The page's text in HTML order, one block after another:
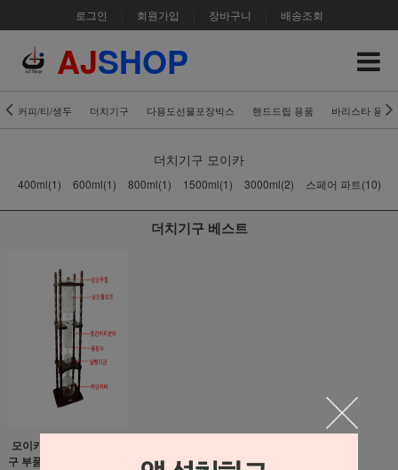
로그인 회원가입 장바구니 배송조회
AJSHOP
커피/티/생두 더치기구 다용도선물포장박스 핸드드립 용품 바리스타 용품
더치기구 모이카
400ml(1) 600ml(1) 800ml(1) 1500ml(1) 3000ml(2) 스페어 파트(10)
더치기구 베스트
모이카 오리지널 더치기
구 부품들 (3000ml, 25~3